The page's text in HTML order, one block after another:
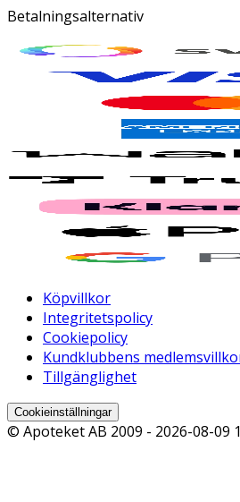
Betalningsalternativ
Köpvillkor
Integritetspolicy
Cookiepolicy
Kundklubbens
Tillgänglighet
Cookieinställningar
© Apoteket AB 2009 - 2026-08-09